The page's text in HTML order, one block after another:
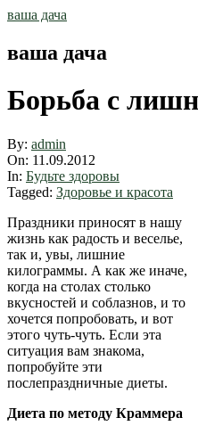
Skip
ваша дача
ваша дача
Борьба с
By: admin
On: 11.09.2012
In: Будьте здоровы
Tagged: Здоровье и красота
Праздники приносят в нашу
жизнь как радость и веселье,
так и, увы, лишние
килограммы. А как же иначе,
когда на столах столько
вкусностей и соблазнов, и то
хочется попробовать, и вот
этого чуть-чуть. Если эта
ситуация вам знакома,
попробуйте эти
послепраздничные диеты.
Диета по методу Краммера